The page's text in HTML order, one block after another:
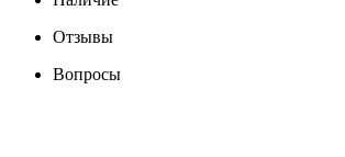
Отзывы
Вопросы